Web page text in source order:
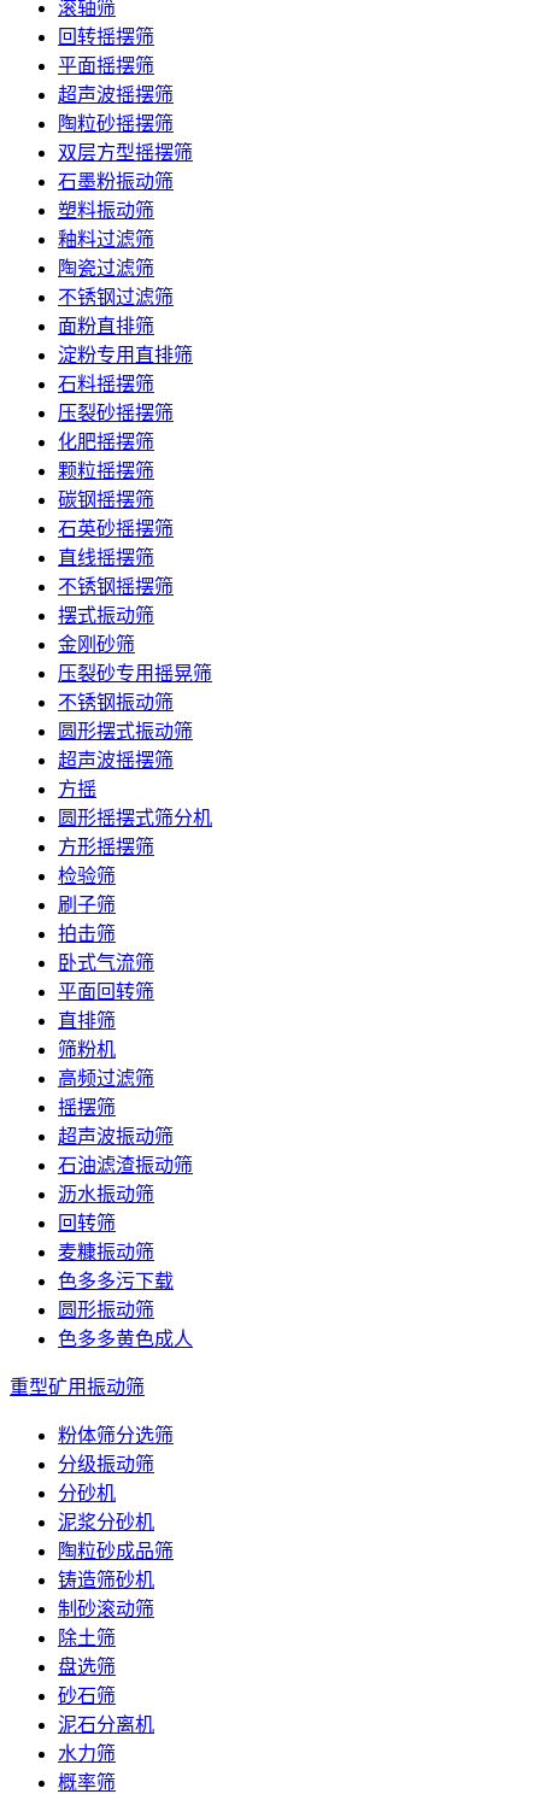
滚轴筛
回转摇摆筛
平面摇摆筛
超声波摇摆筛
陶粒砂摇摆筛
双层方型摇摆筛
石墨粉振动筛
塑料振动筛
釉料过滤筛
陶瓷过滤筛
不锈钢过滤筛
面粉直排筛
淀粉专用直排筛
石料摇摆筛
压裂砂摇摆筛
化肥摇摆筛
颗粒摇摆筛
碳钢摇摆筛
石英砂摇摆筛
直线摇摆筛
不锈钢摇摆筛
摆式振动筛
金刚砂筛
压裂砂专用摇晃筛
不锈钢振动筛
圆形摆式振动筛
超声波摇摆筛
方摇
圆形摇摆式筛分机
方形摇摆筛
检验筛
刷子筛
拍击筛
卧式气流筛
平面回转筛
直排筛
筛粉机
高频过滤筛
摇摆筛
超声波振动筛
石油滤渣振动筛
沥水振动筛
回转筛
麦糠振动筛
色多多污下载
圆形振动筛
色多多黄色成人
重型矿用振动筛
粉体筛分选筛
分级振动筛
分砂机
泥浆分砂机
陶粒砂成品筛
铸造筛砂机
制砂滚动筛
除土筛
盘选筛
砂石筛
泥石分离机
水力筛
概率筛